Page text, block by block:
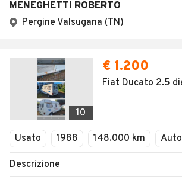
MENEGHETTI ROBERTO
Pergine Valsugana (TN)
10
€ 1.200
Fiat Ducato 2.5
Usato 1988 148.000 km
Descrizione